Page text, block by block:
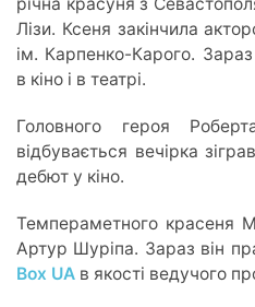
Лізи. Ксеня закінчила
ім. Карпенко-Карого.
в кіно і в театрі.
Головного героя
відбувається вечірка зіграв
дебют у кіно.
Темпераметного красеня
Артур Шуріпа. Зараз він
Box UA в якості ведучого